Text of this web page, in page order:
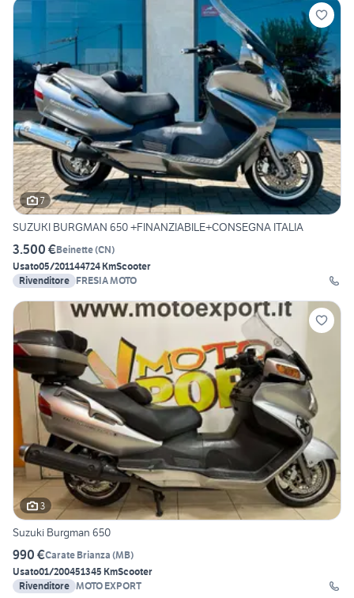
7
SUZUKI BURGMAN 650 +FINANZIABILE+CONSEGNA ITALIA
3.500 €Beinette(CN)
Usato05/201144724 KmScooter
Rivenditore FRESIA MOTO
3
Suzuki Burgman 650
990 €Carate Brianza (MB)
Usato01/200451345 KmScooter
Rivenditore MOTO EXPORT